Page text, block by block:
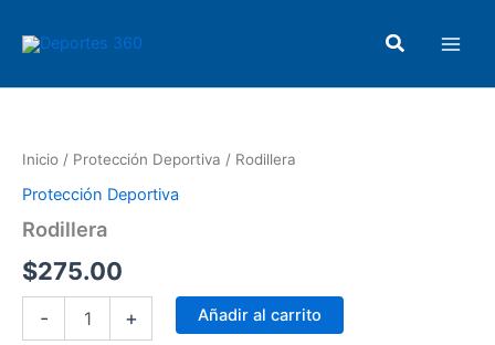
Buscar
Inicio / Protección Deportiva / Rodillera
Protección Deportiva
Rodillera
$275.00
- + Añadir al carrito